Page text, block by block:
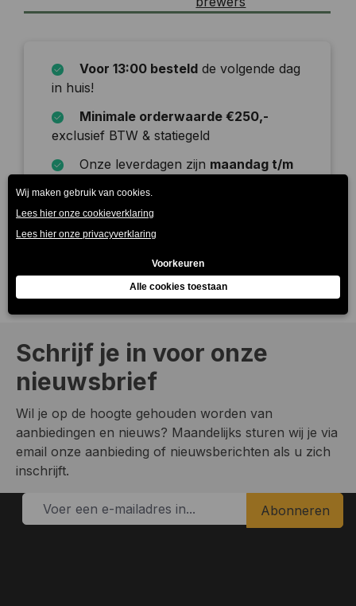
Voor 13:00 besteld de volgende dag
in huis!
Minimale orderwaarde €250,-
exclusief BTW & statiegeld
Onze leverdagen zijn maandag t/m
Schrijf je in voor onze
nieuwsbrief
Wil je op de hoogte gehouden worden van
aanbiedingen en nieuws? Maandelijks sturen wij je via
email onze aanbieding of nieuwsberichten als u zich
inschrijft.
Abonneren